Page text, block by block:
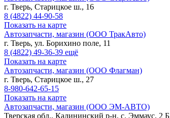
г. Тверь, Старицкое ш., 16
8 (4822) 44-90-58
Показать на карте
Автозапчасти, магазин (ООО ТракАвто)
г. Тверь, ул. Борихино поле, 11
8 (4822) 49-36-39 ещё
Показать на карте
Автозапчасти, магазин (ООО Флагман)
г. Тверь, Старицкое ш., 27
8-980-642-65-15
Показать на карте
Автозапчасти, магазин (ООО ЭМ-АВТО)
Тверская обл., Калининский р-н, с. Эммаус, 2 Б